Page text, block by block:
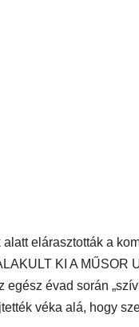
elárasztották a
KI A MŰSOR
egész évad során
véka alá, hogy